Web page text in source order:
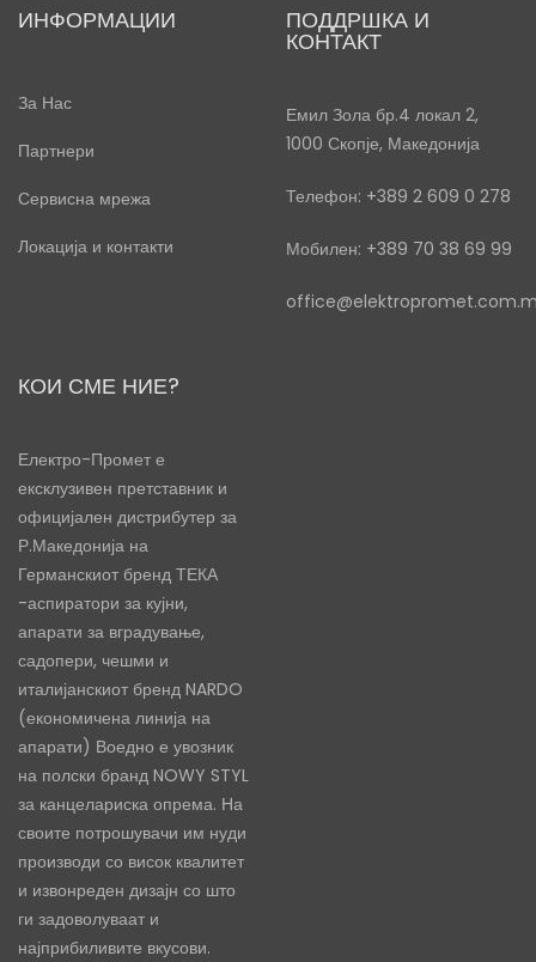
ИНФОРМАЦИИ
За Нас
Партнери
Сервисна мрежа
Локација и контакти
ПОДДРШКА И
КОНТАКТ
Емил Зола бр.4 локал 2,
1000 Скопје, Македонија
Телефон: +389 2 609 0 278
Мобилен: +389 70 38 69 99
КОИ СМЕ НИЕ?
Електро-Промет е
ексклузивен претставник и
официјален дистрибутер за
Р.Македонија на
Германскиот бренд ТЕКА
-аспиратори за кујни,
апарати за вградување,
садопери, чешми и
италијанскиот бренд NARDO
(економичена линија на
апарати) Воедно е увозник
на полски бранд NOWY STYL
за канцелариска опрема. На
своите потрошувачи им нуди
производи со висок квалитет
и извонреден дизајн со што
ги задоволуваат и
најприбиливите вкусови.